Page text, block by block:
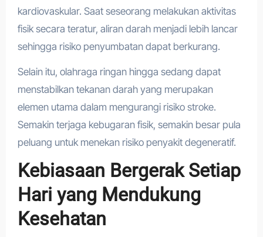
kardiovaskular. Saat seseorang melakukan aktivitas
fisik secara teratur, aliran darah menjadi lebih lancar
sehingga risiko penyumbatan dapat berkurang.
Selain itu, olahraga ringan hingga sedang dapat
menstabilkan tekanan darah yang merupakan
elemen utama dalam mengurangi risiko stroke.
Semakin terjaga kebugaran fisik, semakin besar pula
peluang untuk menekan risiko penyakit degeneratif.
Kebiasaan Bergerak Setiap
Hari yang Mendukung
Kesehatan